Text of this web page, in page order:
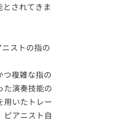
されてきま
ストの指の
つ複雑な指の
た演奏技能の
用いたトレー
ピアニスト自